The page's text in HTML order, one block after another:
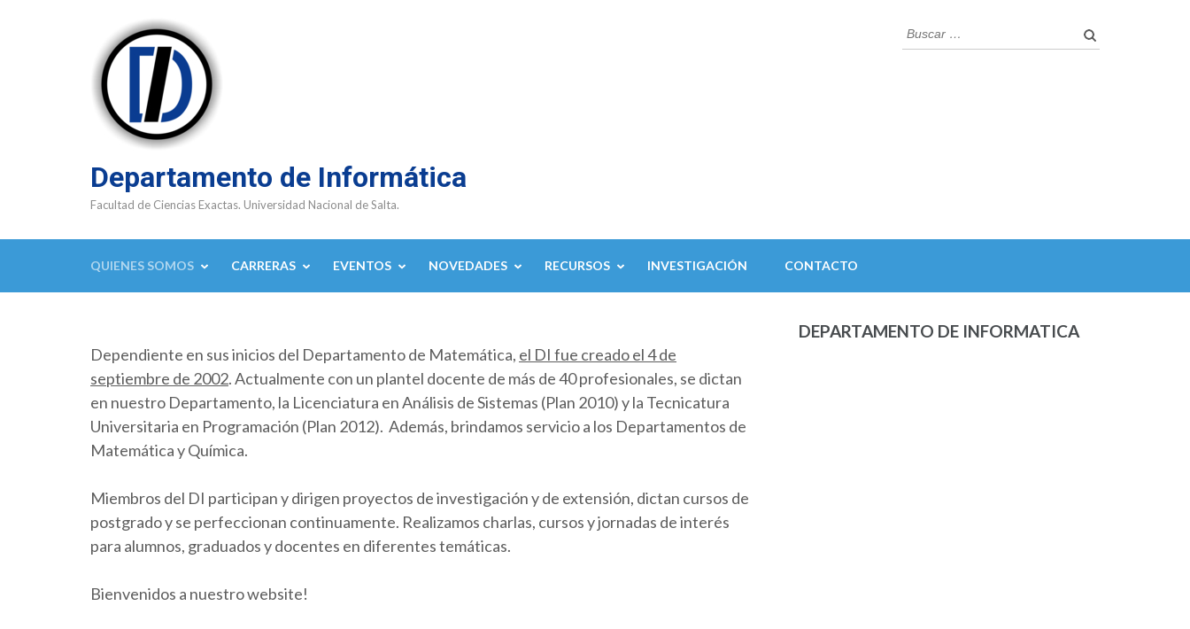
Departamento de Informática
Facultad de Ciencias Exactas. Universidad Nacional de Salta.
Buscar:
QUIENES SOMOS CARRERAS EVENTOS NOVEDADES RECURSOS INVESTIGACIÓN CONTACTO
Dependiente en sus inicios del Departamento de Matemática, el DI fue creado el 4 de
septiembre de 2002. Actualmente con un plantel docente de más de 40 profesionales, se dictan
en nuestro Departamento, la Licenciatura en Análisis de Sistemas (Plan 2010) y la Tecnicatura
Universitaria en Programación (Plan 2012). Además, brindamos servicio a los Departamentos de
Matemática y Química.
Miembros del DI participan y dirigen proyectos de investigación y de extensión, dictan cursos de
postgrado y se perfeccionan continuamente. Realizamos charlas, cursos y jornadas de interés
para alumnos, graduados y docentes en diferentes temáticas.
Bienvenidos a nuestro website!
DEPARTAMENTO DE INFORMATICA